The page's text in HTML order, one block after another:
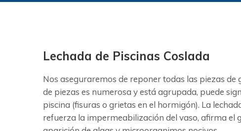
Lechada de Piscinas Coslada
Nos aseguraremos de reponer todas las piezas
de piezas es numerosa y está agrupada, puede
piscina (fisuras o grietas en el hormigón). La
refuerza la impermeabilización del vaso, afirma el